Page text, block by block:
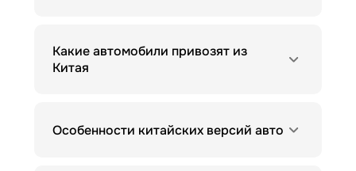
Какие автомобили привозят из
Китая
Особенности китайских версий авто